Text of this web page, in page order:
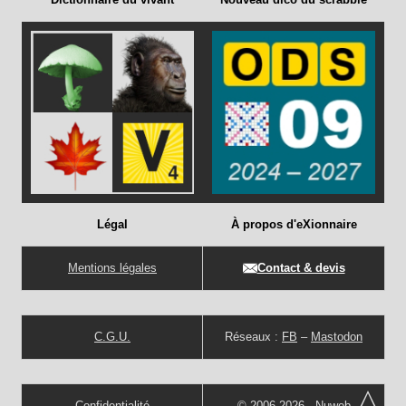
Légal
Mentions légales
C.G.U.
À propos d'eXionnaire
Contact & devis
Réseaux : FB – Mastodon